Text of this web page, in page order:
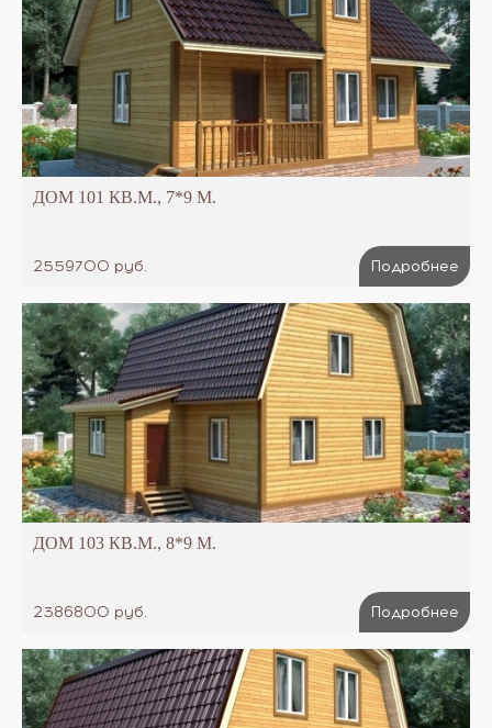
ДОМ 101 КВ.М., 7*9 М.
2559700 руб. Подробнее
ДОМ 103 КВ.М., 8*9 М.
2386800 руб. Подробнее